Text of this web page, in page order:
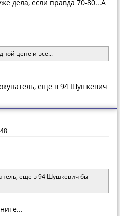
дела, если правда 70-80...А
цене и всё...
еще в 94 Шушкевич
еще в 94 Шушкевич бы